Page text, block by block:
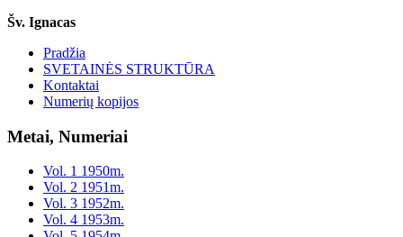
Šv. Ignacas
Pradžia
SVETAINĖS STRUKTŪRA
Kontaktai
Numerių kopijos
Metai, Numeriai
Vol. 1 1950m.
Vol. 2 1951m.
Vol. 3 1952m.
Vol. 4 1953m.